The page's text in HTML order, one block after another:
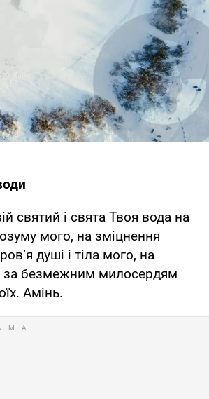
святий і свята Твоя вода на
мого, на зміцнення
душі і тіла мого, на
за безмежним милосердям
Амінь.